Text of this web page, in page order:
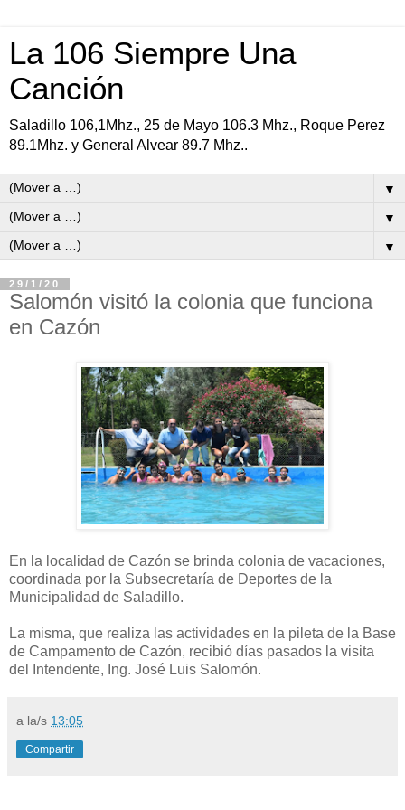
La 106 Siempre Una
Canción
Saladillo 106,1Mhz., 25 de Mayo 106.3 Mhz., Roque Perez
89.1Mhz. y General Alvear 89.7 Mhz..
▼
▼
▼
29/1/20
Salomón visitó la colonia que funciona
en Cazón
En la localidad de Cazón se brinda colonia de vacaciones,
coordinada por la Subsecretaría de Deportes de la
Municipalidad de Saladillo.
La misma, que realiza las actividades en la pileta de la Base
de Campamento de Cazón, recibió días pasados la visita
del Intendente, Ing. José Luis Salomón.
a la/s 13:05
Compartir